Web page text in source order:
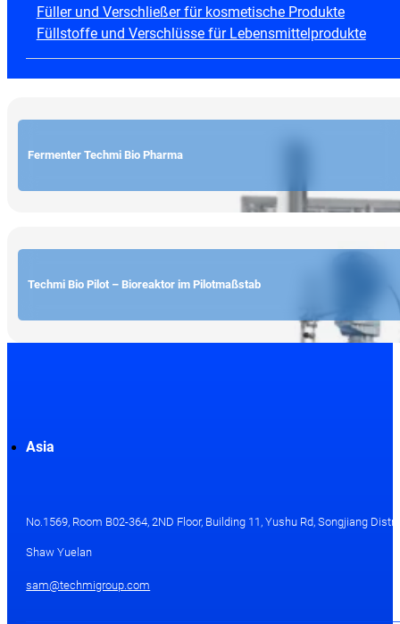
Fermenter Techmi Bio Pharma
Techmi Bio Pilot – Bioreaktor im Pilotmaßstab
Füller und Verschließer für kosmetische Produkte
Füllstoffe und Verschlüsse für Lebensmittelprodukte
Asia
No.1569, Room B02-364, 2ND Floor, Building 11, Yushu Rd, Songjiang
Shaw Yuelan
sam@techmigroup.com